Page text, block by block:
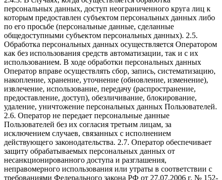
персональных данных, доступ неограниченного круга лиц к
которым предоставлен субъектом персональных данных либо
по его просьбе (персональные данные, сделанные
общедоступными субъектом персональных данных). 2.5.
Обработка персональных данных осуществляется Оператором
как без использования средств автоматизации, так и с их
использованием. В ходе обработки персональных данных
Оператор вправе осуществлять сбор, запись, систематизацию,
накопление, хранение, уточнение (обновление, изменение),
извлечение, использование, передачу (распространение,
предоставление, доступ), обезличивание, блокирование,
удаление, уничтожение персональных данных Пользователей.
2.6. Оператор не передает персональные данные
Пользователей без их согласия третьим лицам, за
исключением случаев, связанных с исполнением
действующего законодательства. 2.7. Оператор обеспечивает
защиту обрабатываемых персональных данных от
несанкционированного доступа и разглашения,
неправомерного использования или утраты в соответствии с
требованиями Федерального закона РФ от 27.07.2006 г. № 152-